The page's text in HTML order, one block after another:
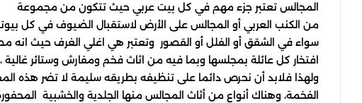
المجالس تعتبر جزء مهم في كل بيت عربي حيث تتكون من مجموعة
من الكنب العربي أو المجالس على الأرض لاستقبال الضيوف في كل
سواء في الشقق أو الفلل أو القصور وتعتبر هي اغلي الغرف حيث انه
افتخار كل عائلة بمجلسها وبما فيه من اثاث فخم ومفارش وستائر غالية ،
ولهذا فلابد أن نحرص دائما على تنظيفه بطريقه سليمة لا تضر هذه
الفخمة، وهناك أنواع من أثاث المجالس منها الجلدية والخشبية